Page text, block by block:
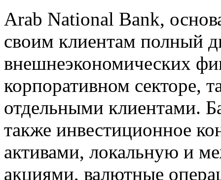
Arab National Bank,
своим клиентам полный
внешнеэкономических
корпоративном секторе,
отдельными клиентами.
также инвестиционное
активами, локальную и
акциями, валютные